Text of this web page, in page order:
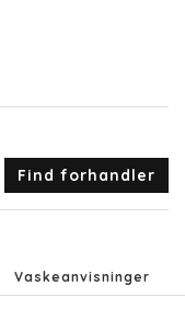
Find forhandler
Vaskeanvisninger